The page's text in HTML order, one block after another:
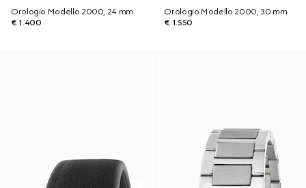
Orologio Modello 2000, 24 mm
€ 1.400
Orologio Modello 2000, 30 mm
€ 1.550